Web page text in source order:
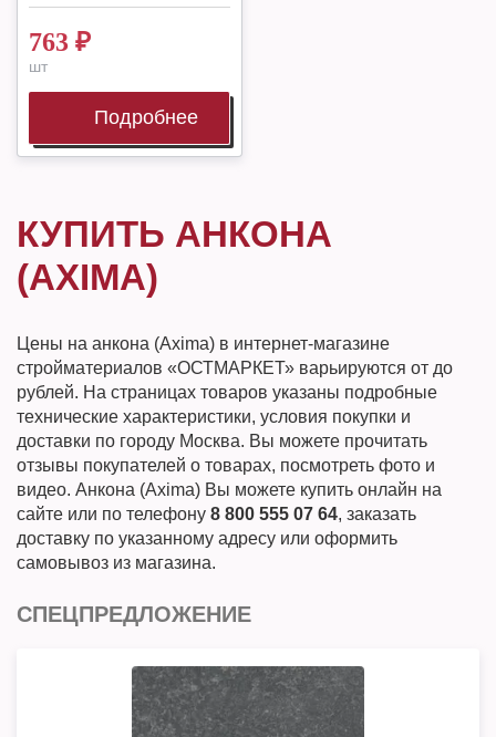
763 ₽
шт
Подробнее
КУПИТЬ АНКОНА
(AXIMA)
Цены на анкона (Axima) в интернет-магазине
стройматериалов «ОСТМАРКЕТ» варьируются от до
рублей. На страницах товаров указаны подробные
технические характеристики, условия покупки и
доставки по городу Москва. Вы можете прочитать
отзывы покупателей о товарах, посмотреть фото и
видео. Анкона (Axima) Вы можете купить онлайн на
сайте или по телефону 8 800 555 07 64, заказать
доставку по указанному адресу или оформить
самовывоз из магазина.
СПЕЦПРЕДЛОЖЕНИЕ